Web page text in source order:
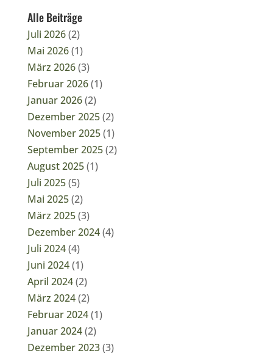
Alle Beiträge
Juli 2026(2)
Mai 2026(1)
März 2026(3)
Februar 2026(1)
Januar 2026(2)
Dezember 2025(2)
November 2025(1)
September 2025(2)
August 2025(1)
Juli 2025(5)
Mai 2025(2)
März 2025(3)
Dezember 2024(4)
Juli 2024(4)
Juni 2024(1)
April 2024(2)
März 2024(2)
Februar 2024(1)
Januar 2024(2)
Dezember 2023(3)